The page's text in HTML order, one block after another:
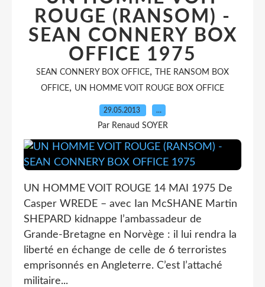
ROUGE (RANSOM) -
SEAN CONNERY BOX
OFFICE 1975
SEAN CONNERY BOX OFFICE,
THE RANSOM BOX
OFFICE, UN HOMME VOIT ROUGE BOX OFFICE
29.05.2013 …
Par Renaud SOYER
UN HOMME VOIT ROUGE 14 MAI 1975 De
Casper WREDE – avec Ian McSHANE Martin
SHEPARD kidnappe l’ambassadeur de
Grande-Bretagne en Norvège : il lui rendra la
liberté en échange de celle de 6 terroristes
emprisonnés en Angleterre. C’est l’attaché
militaire...